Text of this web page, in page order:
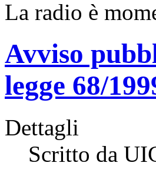
La radio è
Avviso
legge 68/
Dettagli
Scritto da